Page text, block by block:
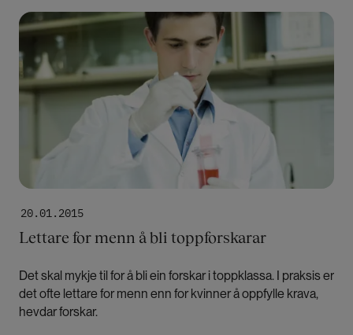
20.01.2015
Lettare for menn å bli toppforskarar
Det skal mykje til for å bli ein forskar i toppklassa. I praksis er
det ofte lettare for menn enn for kvinner å oppfylle krava,
hevdar forskar.
Bilde